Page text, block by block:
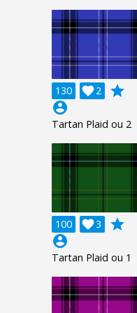
130 2

grade
account_circle
Tartan Plaid ou 2
100 3

grade
account_circle
Tartan Plaid ou 1